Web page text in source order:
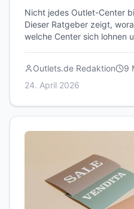
Nicht jedes Outlet-Center
Dieser Ratgeber zeigt,
welche Center sich lohnen
Outlets.de Redaktion
9
24. April 2026